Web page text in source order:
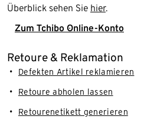
Überblick sehen Sie hier.
Zum Tchibo Online-Konto
Retoure & Reklamation
Defekten Artikel reklamieren
Retoure abholen lassen
Retourenetikett generieren